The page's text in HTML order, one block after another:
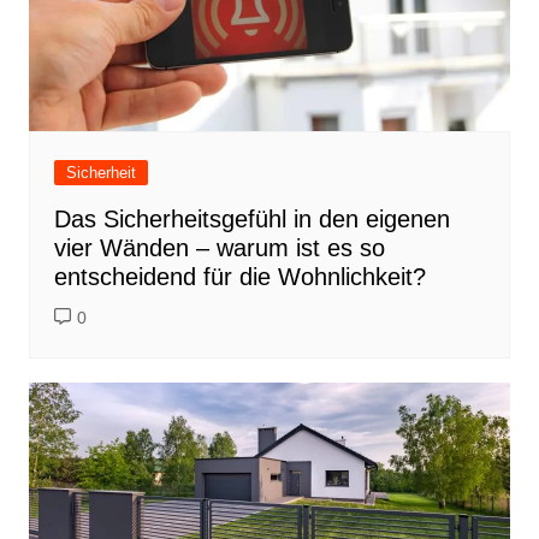
Sicherheit
Das Sicherheitsgefühl in den eigenen
vier Wänden – warum ist es so
entscheidend für die Wohnlichkeit?
0